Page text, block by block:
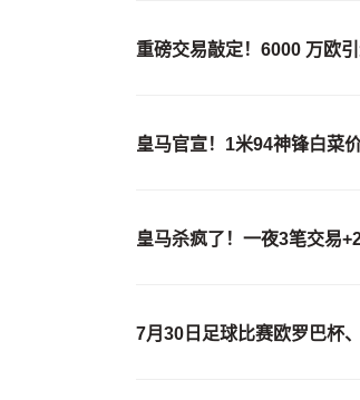
重磅交易敲定！6000 万欧
皇马官宣！1米94神锋白菜
皇马杀疯了！一夜3笔交易
7月30日足球比赛欧罗巴杯